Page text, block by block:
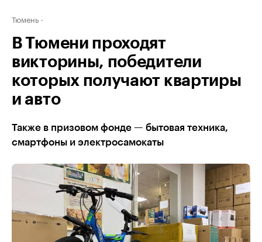
Тюмень
В Тюмени проходят
викторины, победители
которых получают квартиры
и авто
Также в призовом фонде — бытовая техника,
смартфоны и электросамокаты